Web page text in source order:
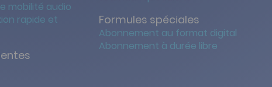
mobilité audio
rapide et
Formules spéciales
Abonnement au format digital
Abonnement à durée libre